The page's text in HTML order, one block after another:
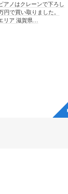
ンで下ろし
ました。